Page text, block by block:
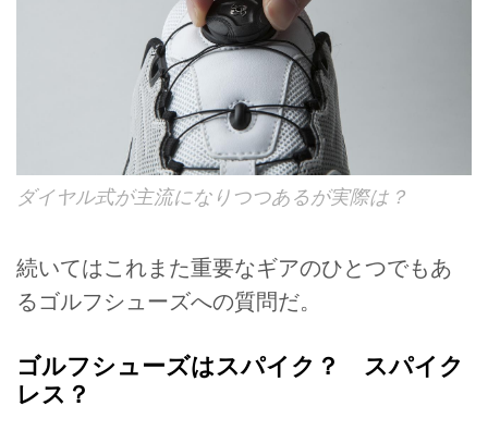
ダイヤル式が主流になりつつあるが実際は？
続いてはこれまた重要なギアのひとつでもあ
るゴルフシューズへの質問だ。
ゴルフシューズはスパイク？ スパイク
レス？